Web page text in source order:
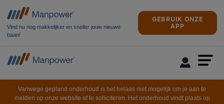
Vind nu nog makkelijker en sneller jouw nieuwe
baan!
GEBRUIK ONZE
APP
Vanwege gepland onderhoud is het helaas niet mogelijk om je aan te
melden op onze website of te solliciteren. Het onderhoud vindt plaats op